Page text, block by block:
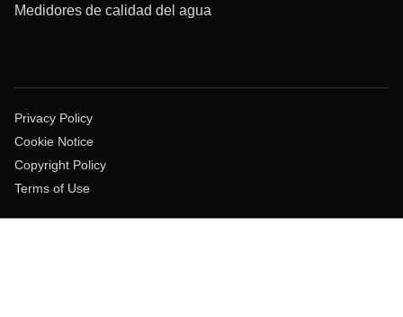
Medidores de calidad del agua
Privacy Policy
Cookie Notice
Copyright Policy
Terms of Use